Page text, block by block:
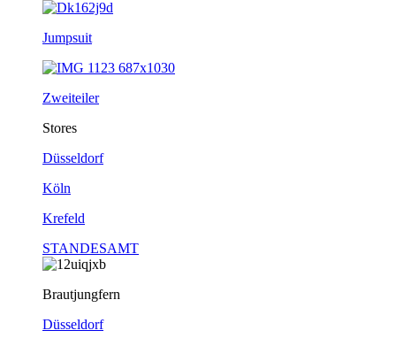
Jumpsuit
Zweiteiler
Stores
Düsseldorf
Köln
Krefeld
STANDESAMT
Brautjungfern
Düsseldorf